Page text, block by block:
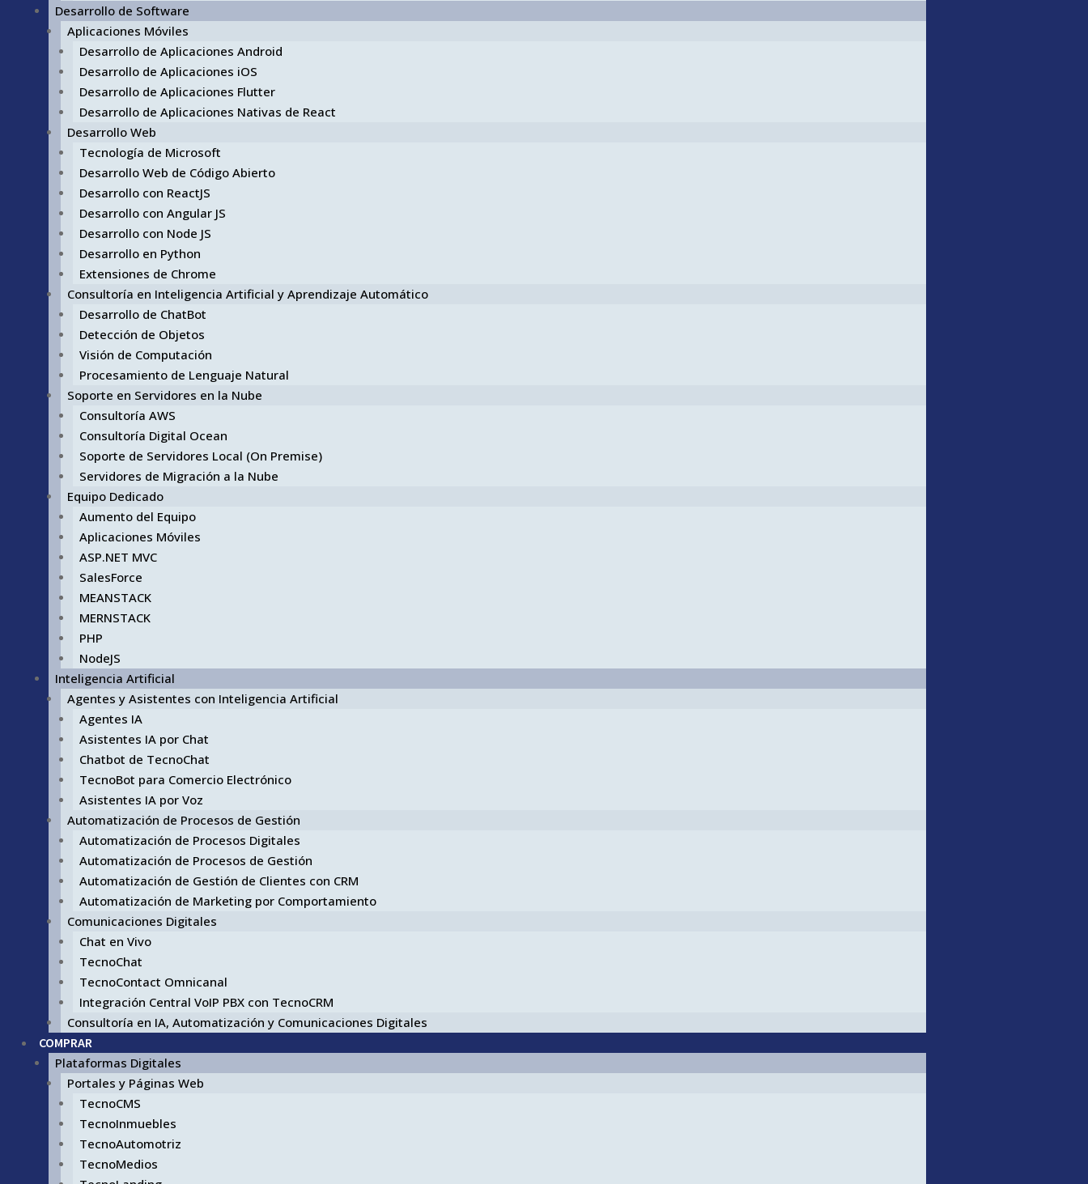
Desarrollo de Software
Aplicaciones Móviles
Desarrollo de Aplicaciones Android
Desarrollo de Aplicaciones iOS
Desarrollo de Aplicaciones Flutter
Desarrollo de Aplicaciones Nativas de React
Desarrollo Web
Tecnología de Microsoft
Desarrollo Web de Código Abierto
Desarrollo con ReactJS
Desarrollo con Angular JS
Desarrollo con Node JS
Desarrollo en Python
Extensiones de Chrome
Consultoría en Inteligencia Artificial y Aprendizaje Automático
Desarrollo de ChatBot
Detección de Objetos
Visión de Computación
Procesamiento de Lenguaje Natural
Soporte en Servidores en la Nube
Consultoría AWS
Consultoría Digital Ocean
Soporte de Servidores Local (On Premise)
Servidores de Migración a la Nube
Equipo Dedicado
Aumento del Equipo
Aplicaciones Móviles
ASP.NET MVC
SalesForce
MEANSTACK
MERNSTACK
PHP
NodeJS
Inteligencia Artificial
Agentes y Asistentes con Inteligencia Artificial
Agentes IA
Asistentes IA por Chat
Chatbot de TecnoChat
TecnoBot para Comercio Electrónico
Asistentes IA por Voz
Automatización de Procesos de Gestión
Automatización de Procesos Digitales
Automatización de Procesos de Gestión
Automatización de Gestión de Clientes con CRM
Automatización de Marketing por Comportamiento
Comunicaciones Digitales
Chat en Vivo
TecnoChat
TecnoContact Omnicanal
Integración Central VoIP PBX con TecnoCRM
Consultoría en IA, Automatización y Comunicaciones Digitales
COMPRAR
Plataformas Digitales
Portales y Páginas Web
TecnoCMS
TecnoInmuebles
TecnoAutomotriz
TecnoMedios